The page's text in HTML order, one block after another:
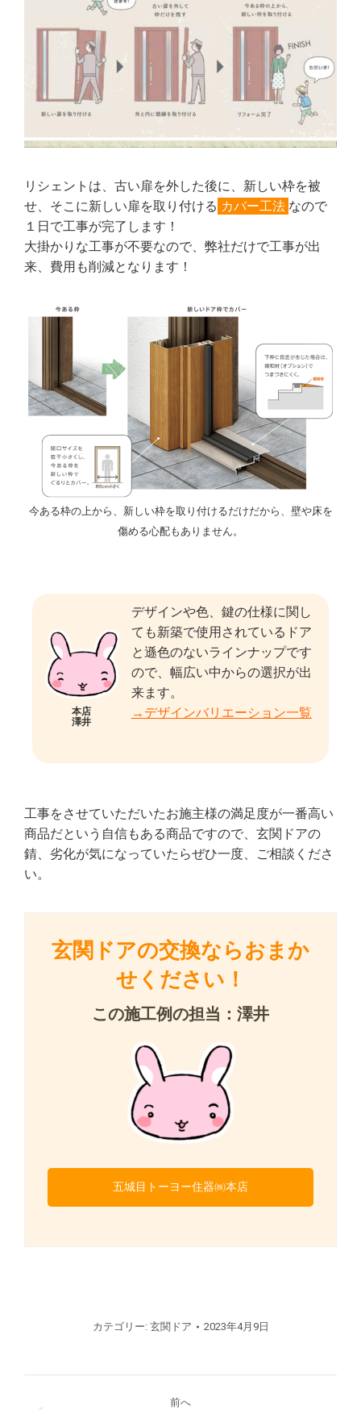
リシェントは、古い扉を外した後に、新しい枠を被
せ、そこに新しい扉を取り付ける カバー工法 なので
１日で工事が完了します！
大掛かりな工事が不要なので、弊社だけで工事が出
来、費用も削減となります！
今ある枠の上から、新しい枠を取り付けるだけだから、壁や床を
傷める心配もありません。
本店
澤井
デザインや色、鍵の仕様に関し
ても新築で使用されているドア
と遜色のないラインナップです
ので、幅広い中からの選択が出
来ます。
→デザインバリエーション一覧
工事をさせていただいたお施主様の満足度が一番高い
商品だという 自信もある商品ですので、玄関ドアの
錆、劣化が気になっていたらぜひ一度、ご相談くださ
い。
玄関ドアの交換ならおまか
せください！
この施工例の担当：澤井
五城目トーヨー住器㈱本店
カテゴリー: 玄関ドア 2023年4月9日
前へ